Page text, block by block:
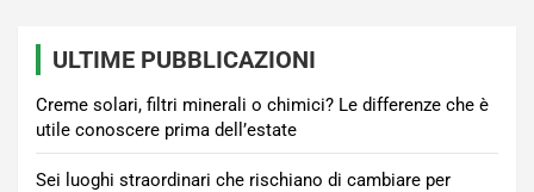
ULTIME PUBBLICAZIONI
Creme solari, filtri minerali o chimici? Le differenze che è
utile conoscere prima dell’estate
Sei luoghi straordinari che rischiano di cambiare per